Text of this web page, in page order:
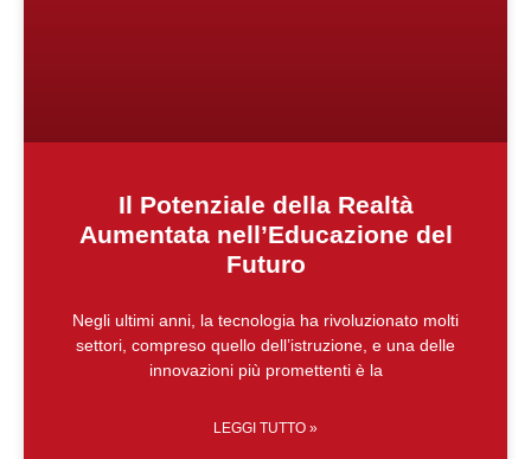
Il Potenziale della Realtà
Aumentata nell’Educazione del
Futuro
Negli ultimi anni, la tecnologia ha rivoluzionato molti
settori, compreso quello dell’istruzione, e una delle
innovazioni più promettenti è la
LEGGI TUTTO »